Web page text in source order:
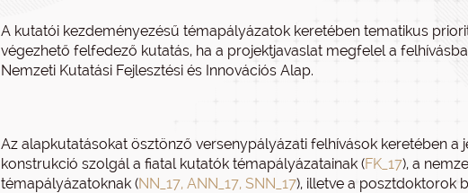
A kutatói kezdeményezésű témapályázatok keretében tematikus
végezhető felfedező kutatás, ha a projektjavaslat megfelel a
Nemzeti Kutatási Fejlesztési és Innovációs Alap.
Az alapkutatásokat ösztönző versenypályázati felhívások keretében a
konstrukció szolgál a fiatal kutatók témapályázatainak (FK_17), a
témapályázatoknak (NN_17, ANN_17, SNN_17), illetve a posztdoktorok